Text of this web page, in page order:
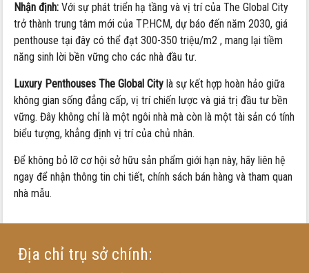
Nhận định: Với sự phát triển hạ tầng và vị trí của The Global City
trở thành trung tâm mới của TP.HCM, dự báo đến năm 2030, giá
penthouse tại đây có thể đạt 300-350 triệu/m2 , mang lại tiềm
năng sinh lời bền vững cho các nhà đầu tư.
Luxury Penthouses The Global City là sự kết hợp hoàn hảo giữa
không gian sống đẳng cấp, vị trí chiến lược và giá trị đầu tư bền
vững. Đây không chỉ là một ngôi nhà mà còn là một tài sản có tính
biểu tượng, khẳng định vị trí của chủ nhân.
Để không bỏ lỡ cơ hội sở hữu sản phẩm giới hạn này, hãy liên hệ
ngay để nhận thông tin chi tiết, chính sách bán hàng và tham quan
nhà mẫu.
Địa chỉ trụ sở chính: